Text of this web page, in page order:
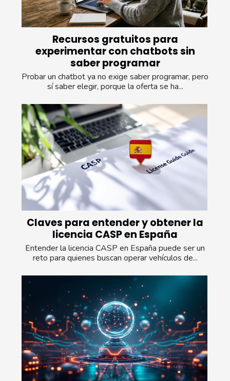
Recursos gratuitos para
experimentar con chatbots sin
saber programar
Probar un chatbot ya no exige saber programar, pero
sí saber elegir, porque la oferta se ha...
Claves para entender y obtener la
licencia CASP en España
Entender la licencia CASP en España puede ser un
reto para quienes buscan operar vehículos de...